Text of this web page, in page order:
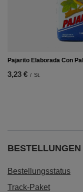
Pajarito Elaborada Con
3,23 € / St.
BESTELLUNGEN
Bestellungsstatus
Track-Paket